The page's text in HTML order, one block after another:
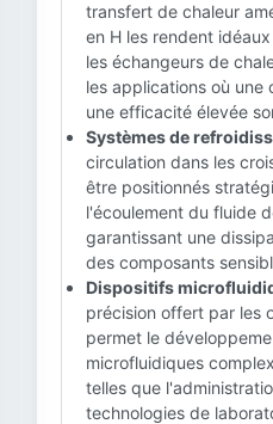
transfert de chaleur
en H les rendent
les échangeurs de
les applications où
une efficacité élevée
Systèmes de
circulation dans les
être positionnés
l'écoulement du fluide
garantissant une
des composants
Dispositifs
précision offert par les
permet le
microfluidiques
telles que
technologies de